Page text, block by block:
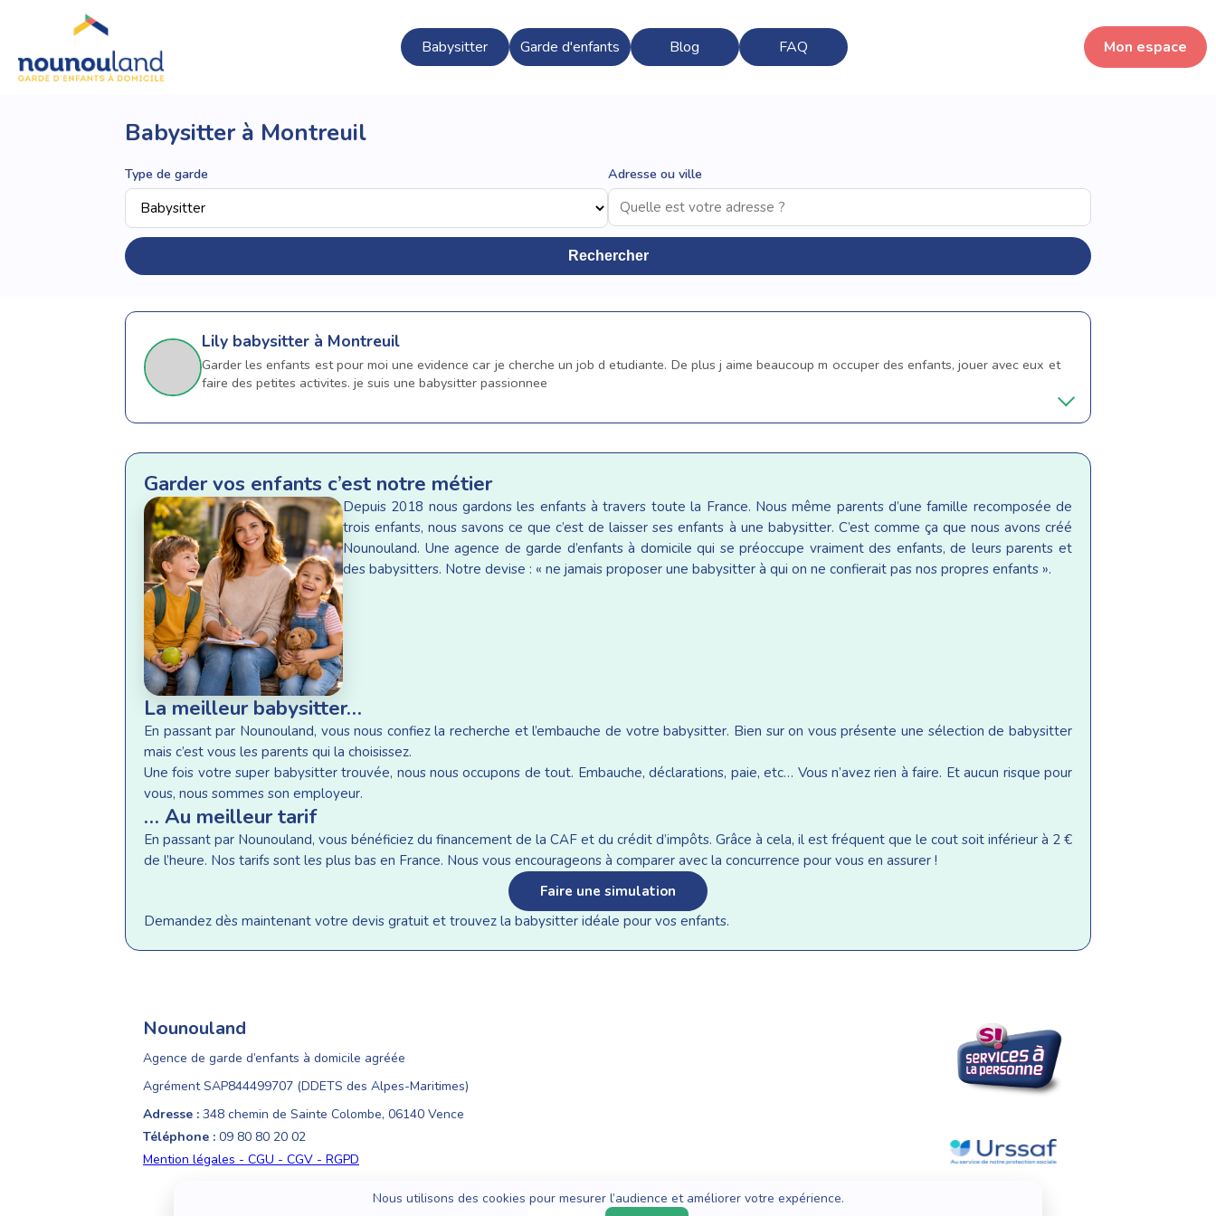
Babysitter Garde d'enfants Blog FAQ Mon espace
Babysitter à Montreuil
Type de garde Adresse ou ville
Rechercher
Lily babysitter à Montreuil
Garder les enfants est pour moi une evidence car je cherche un job d etudiante. De plus j aime beaucoup m occuper des enfants, jouer avec eux et
faire des petites activites. je suis une babysitter passionnee
Garder vos enfants c’est notre métier
Depuis 2018 nous gardons les enfants à travers toute la France. Nous même parents d’une famille recomposée de
trois enfants, nous savons ce que c’est de laisser ses enfants à une babysitter. C’est comme ça que nous avons créé
Nounouland. Une agence de garde d’enfants à domicile qui se préoccupe vraiment des enfants, de leurs parents et
des babysitters. Notre devise : « ne jamais proposer une babysitter à qui on ne confierait pas nos propres enfants ».
La meilleur babysitter…
En passant par Nounouland, vous nous confiez la recherche et l’embauche de votre babysitter. Bien sur on vous présente une sélection de babysitter
mais c’est vous les parents qui la choisissez.
Une fois votre super babysitter trouvée, nous nous occupons de tout. Embauche, déclarations, paie, etc… Vous n’avez rien à faire. Et aucun risque pour
vous, nous sommes son employeur.
… Au meilleur tarif
En passant par Nounouland, vous bénéficiez du financement de la CAF et du crédit d’impôts. Grâce à cela, il est fréquent que le cout soit inférieur à 2 €
de l’heure. Nos tarifs sont les plus bas en France. Nous vous encourageons à comparer avec la concurrence pour vous en assurer !
Faire une simulation
Demandez dès maintenant votre devis gratuit et trouvez la babysitter idéale pour vos enfants.
Nounouland
Agence de garde d’enfants à domicile agréée
Agrément SAP844499707 (DDETS des Alpes-Maritimes)
Adresse : 348 chemin de Sainte Colombe, 06140 Vence
Téléphone : 09 80 80 20 02
Mention légales - CGU - CGV - RGPD
Nous utilisons des cookies pour mesurer l’audience et améliorer votre expérience.